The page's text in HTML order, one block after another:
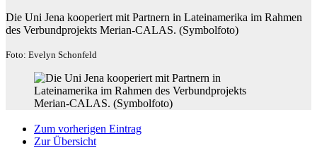
Die Uni Jena kooperiert mit Partnern in Lateinamerika im Rahmen
des Verbundprojekts Merian-CALAS. (Symbolfoto)
Foto: Evelyn Schonfeld
Zum vorherigen Eintrag
Zur Übersicht